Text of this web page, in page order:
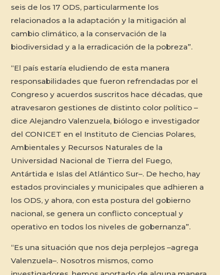
seis de los 17 ODS, particularmente los
relacionados a la adaptación y la mitigación al
cambio climático, a la conservación de la
biodiversidad y a la erradicación de la pobreza”.
“El país estaría eludiendo de esta manera
responsabilidades que fueron refrendadas por el
Congreso y acuerdos suscritos hace décadas, que
atravesaron gestiones de distinto color político –
dice Alejandro Valenzuela, biólogo e investigador
del CONICET en el Instituto de Ciencias Polares,
Ambientales y Recursos Naturales de la
Universidad Nacional de Tierra del Fuego,
Antártida e Islas del Atlántico Sur–. De hecho, hay
estados provinciales y municipales que adhieren a
los ODS, y ahora, con esta postura del gobierno
nacional, se genera un conflicto conceptual y
operativo en todos los niveles de gobernanza”.
“Es una situación que nos deja perplejos –agrega
Valenzuela–. Nosotros mismos, como